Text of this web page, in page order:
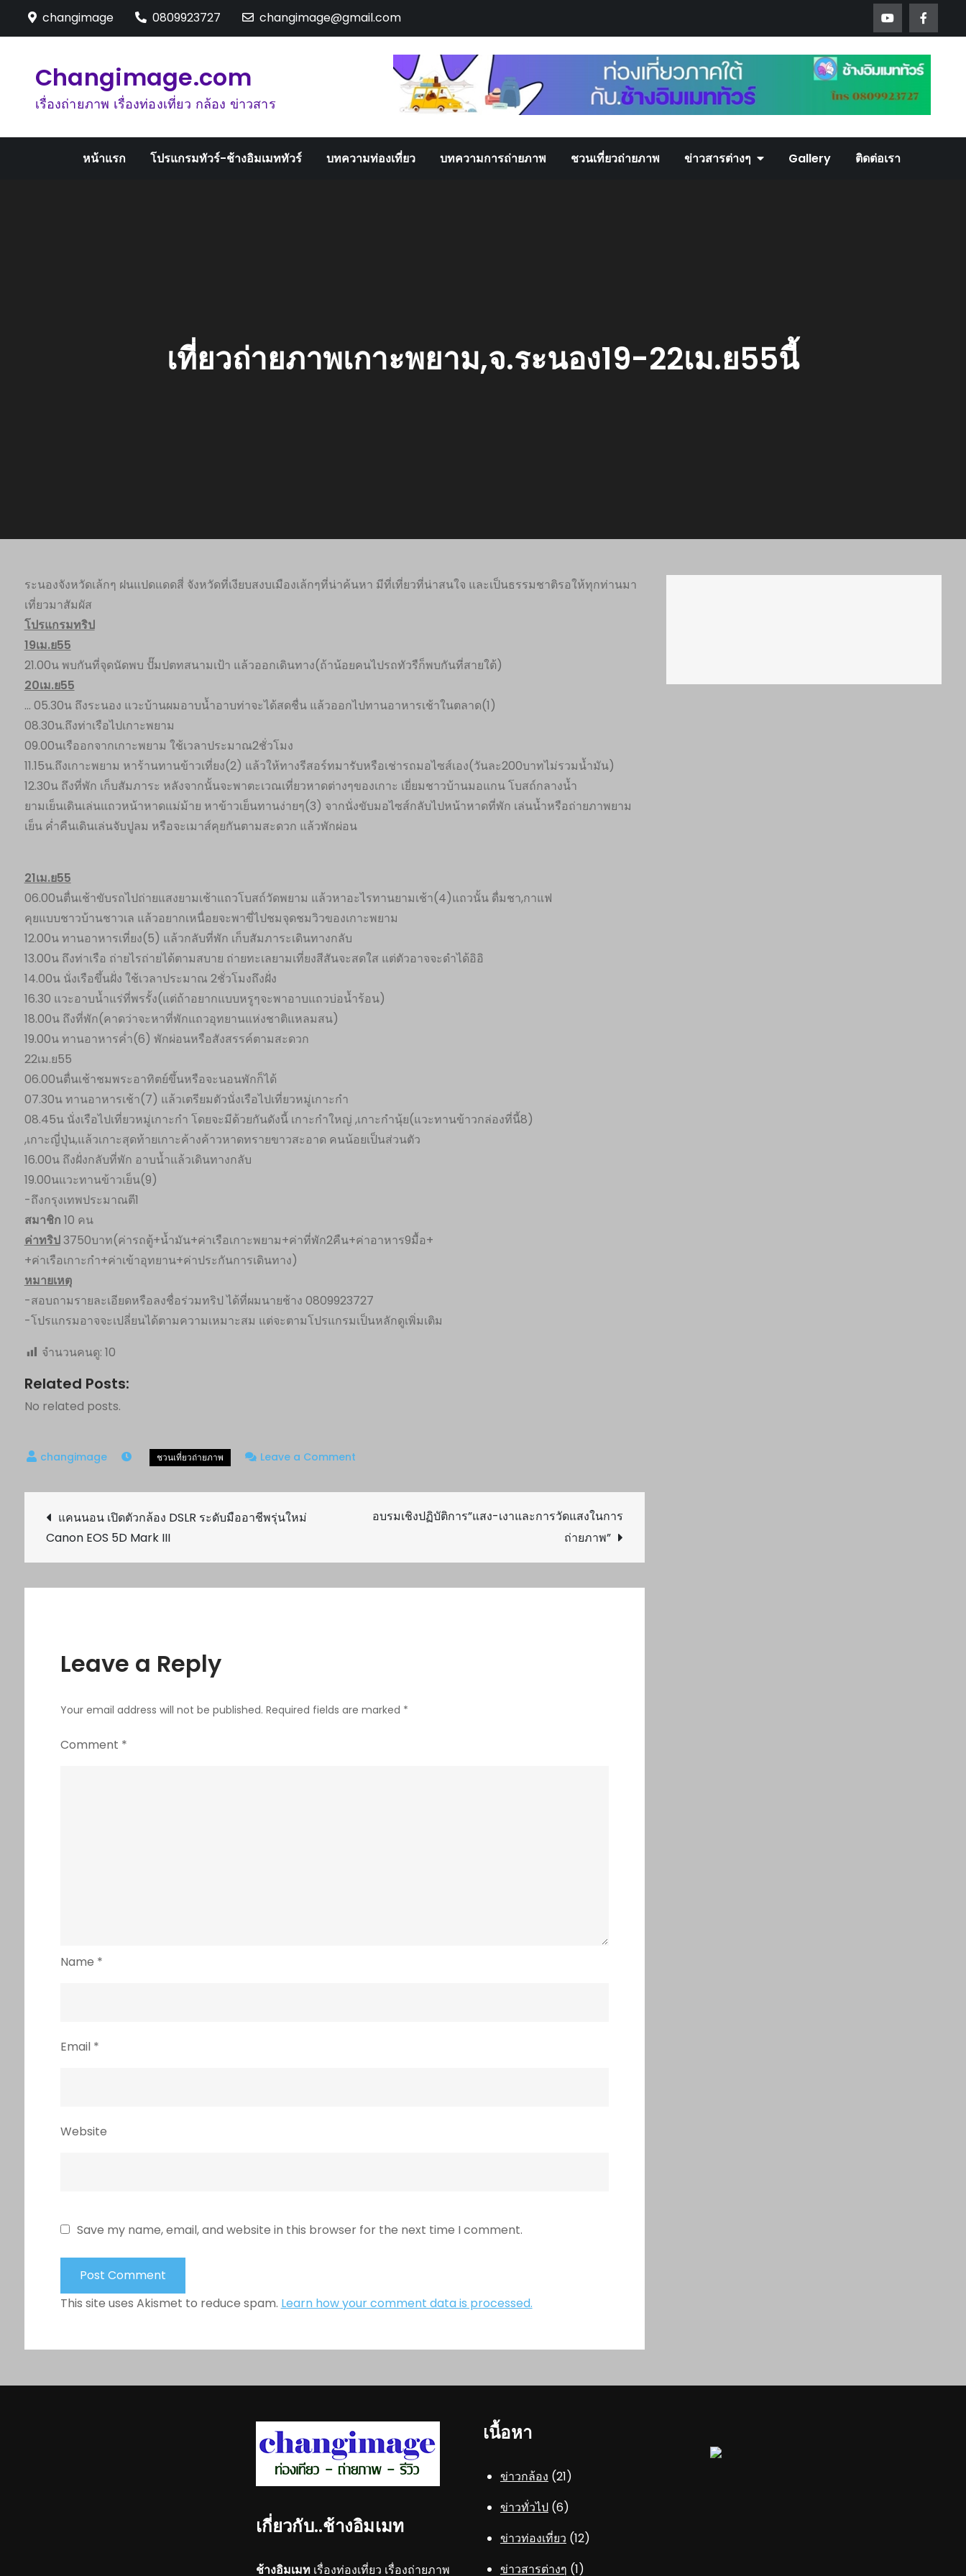
changimage 0809923727 changimage@gmail.com
Changimage.com
เรื่องถ่ายภาพ เรื่องท่องเที่ยว กล้อง ข่าวสาร
หน้าแรก โปรแกรมทัวร์-ช้างอิมเมททัวร์ บทความท่องเที่ยว บทความการถ่ายภาพ ชวนเที่ยวถ่ายภาพ ข่าวสารต่างๆ Gallery ติดต่อเรา
เที่ยวถ่ายภาพเกาะพยาม,จ.ระนอง19-22เม.ย55นี้
ระนองจังหวัดเล้กๆ ฝนแปดแดดสี่ จังหวัดที่เงียบสงบเมืองเล้กๆที่น่าค้นหา มีที่เที่ยวที่น่าสนใจ และเป็นธรรมชาติรอให้ทุกท่านมา
เที่ยวมาสัมผัส
โปรแกรมทริป
19เม.ย55
21.00น พบกันที่จุดนัดพบ ปั๊มปตทสนามเป้า แล้วออกเดินทาง(ถ้าน้อยคนไปรถทัวรืก็พบกันที่สายใต้)
20เม.ย55
… 05.30น ถึงระนอง แวะบ้านผมอาบน้ำอาบท่าจะได้สดชื่น แล้วออกไปทานอาหารเช้าในตลาด(1)
08.30น.ถึงท่าเรือไปเกาะพยาม
09.00นเรืออกจากเกาะพยาม ใช้เวลาประมาณ2ชั่วโมง
11.15น.ถึงเกาะพยาม หาร้านทานข้าวเที่ยง(2) แล้วให้ทางรีสอร์ทมารับหรือเช่ารถมอไซส์เอง(วันละ200บาทไม่รวมน้ำมัน)
12.30น ถึงที่พัก เก็บสัมภาระ หลังจากนั้นจะพาตะเวณเที่ยวหาดต่างๆของเกาะ เยี่ยมชาวบ้านมอแกน โบสถ์กลางน้ำ
ยามเย็นเดินเล่นแถวหน้าหาดแม่ม้าย หาข้าวเย็นทานง่ายๆ(3) จากนั่งขับมอไซส์กลับไปหน้าหาดที่พัก เล่นน้ำหรือถ่ายภาพยาม
เย็น ค่ำคืนเดินเล่นจับปูลม หรือจะเมาส์คุยกันตามสะดวก แล้วพักผ่อน
21เม.ย55
06.00นตื่นเช้าขับรถไปถ่ายแสงยามเช้าแถวโบสถ์วัดพยาม แล้วหาอะไรทานยามเช้า(4)แถวนั้น ดื่มชา,กาแฟ
คุยแบบชาวบ้านชาวเล แล้วอยากเหนื่อยจะพาขี่ไปชมจุดชมวิวของเกาะพยาม
12.00น ทานอาหารเที่ยง(5) แล้วกลับที่พัก เก็บสัมภาระเดินทางกลับ
13.00น ถึงท่าเรือ ถ่ายไรถ่ายได้ตามสบาย ถ่ายทะเลยามเที่ยงสีสันจะสดใส แต่ตัวอาจจะดำได้อิอิ
14.00น นั่งเรือขึ้นฝั่ง ใช้เวลาประมาณ 2ชั่วโมงถึงฝั่ง
16.30 แวะอาบน้ำแร่ที่พรรั้ง(แต่ถ้าอยากแบบหรูๆจะพาอาบแถวบ่อน้ำร้อน)
18.00น ถึงที่พัก(คาดว่าจะหาที่พักแถวอุทยานแห่งชาติแหลมสน)
19.00น ทานอาหารค่ำ(6) พักผ่อนหรือสังสรรค์ตามสะดวก
22เม.ย55
06.00นตื่นเช้าชมพระอาทิตย์ขึ้นหรือจะนอนพักก็ได้
07.30น ทานอาหารเช้า(7) แล้วเตรียมตัวนั่งเรือไปเที่ยวหมู่เกาะกำ
08.45น นั่งเรือไปเที่ยวหมู่เกาะกำ โดยจะมีด้วยกันดังนี้ เกาะกำใหญ่ ,เกาะกำนุ้ย(แวะทานข้าวกล่องที่นี้8)
,เกาะญี่ปุ่น,แล้วเกาะสุดท้ายเกาะค้างค้าวหาดทรายขาวสะอาด คนน้อยเป็นส่วนตัว
16.00น ถึงฝั่งกลับที่พัก อาบน้ำแล้วเดินทางกลับ
19.00นแวะทานข้าวเย็น(9)
-ถึงกรุงเทพประมาณตี1
สมาชิก 10 คน
ค่าทริป3750บาท(ค่ารถตู้+น้ำมัน+ค่าเรือเกาะพยาม+ค่าที่พัก2คืน+ค่าอาหาร9มื้อ+
+ค่าเรือเกาะกำ+ค่าเข้าอุทยาน+ค่าประกันการเดินทาง)
หมายเหตุ
-สอบถามรายละเอียดหรือลงชื่อร่วมทริป ได้ที่ผมนายช้าง 0809923727
-โปรแกรมอาจจะเปลี่ยนได้ตามความเหมาะสม แต่จะตามโปรแกรมเป็นหลักดูเพิ่มเติม
จำนวนคนดู: 10
Related Posts:
No related posts.
Leave a Commenton
ถ่าย
ภาพ
Post
navigation
แคนนอน เปิดตัวกล้อง DSLR ระดับมืออาชีพรุ่นใหม่
Canon EOS 5D Mark III
อบรมเชิงปฏิบัติการ”แสง-เงาและการวัดแสงในการ
ถ่ายภาพ”
Leave a Reply
Your email address will not be published. Required fields are marked *
Comment *
Name *
Email *
Website
Save my name, email, and website in this browser for the next time I comment.
This site uses Akismet to reduce spam. Learn how your comment data is processed.
เกี่ยวกับ..ช้างอิมเมท
ช้างอิมเมทเรื่องท่องเที่ยว เรื่องถ่ายภาพ
เนื้อหา
ข่าวกล้อง (21)
ข่าวทั่วไป(6)
ข่าวท่องเที่ยว (12)
ข่าวสารต่างๆ (1)